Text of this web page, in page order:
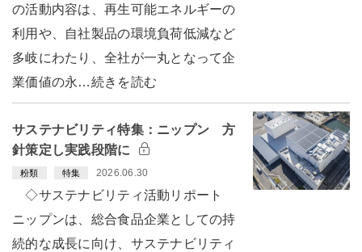
の活動内容は、再生可能エネルギーの
利用や、自社製品の環境負荷低減など
多岐にわたり、全社が一丸となって企
業価値の永…続きを読む
サステナビリティ特集：ニップン 方
針策定し実践段階に
粉類 特集 2026.06.30
◇サステナビリティ活動リポート
ニップンは、総合食品企業としての持
続的な成長に向け、サステナビリティ